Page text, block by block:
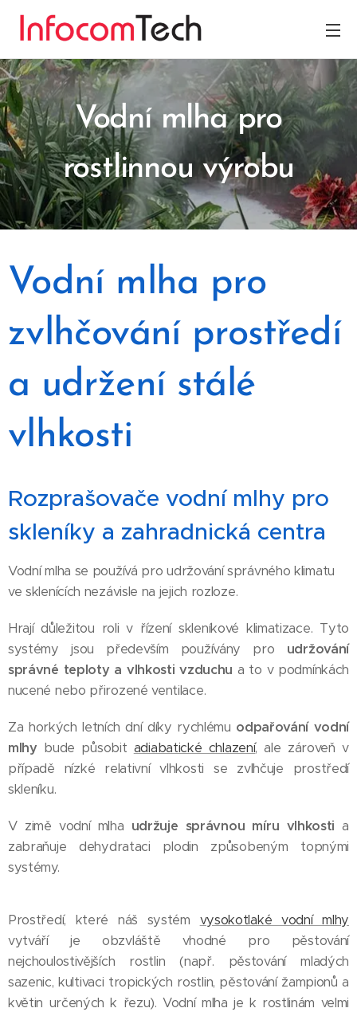
Vodní mlha pro
rostlinnou výrobu
Vodní mlha pro
zvlhčování prostředí
a udržení stálé
vlhkosti
Rozprašovače vodní mlhy pro
skleníky a zahradnická centra
Vodní mlha se používá pro udržování správného klimatu
ve sklenících nezávisle na jejich rozloze.
Hrají důležitou roli v řízení skleníkové klimatizace. Tyto
systémy jsou především používány pro udržování
správné teploty a vlhkosti vzduchu a to v podmínkách
nucené nebo přirozené ventilace.
Za horkých letních dní díky rychlému odpařování vodní
mlhy bude působit adiabatické chlazení, ale zároveň v
případě nízké relativní vlhkosti se zvlhčuje prostředí
skleníku.
V zimě vodní mlha udržuje správnou míru vlhkosti a
zabraňuje dehydrataci plodin způsobeným topnými
systémy.
Prostředí, které náš systém vysokotlaké vodní mlhy
vytváří je obzvláště vhodné pro pěstování
nejchoulostivějších rostlin (např. pěstování mladých
sazenic, kultivaci tropických rostlin, pěstování žampionů a
květin určených k řezu). Vodní mlha je k rostlinám velmi